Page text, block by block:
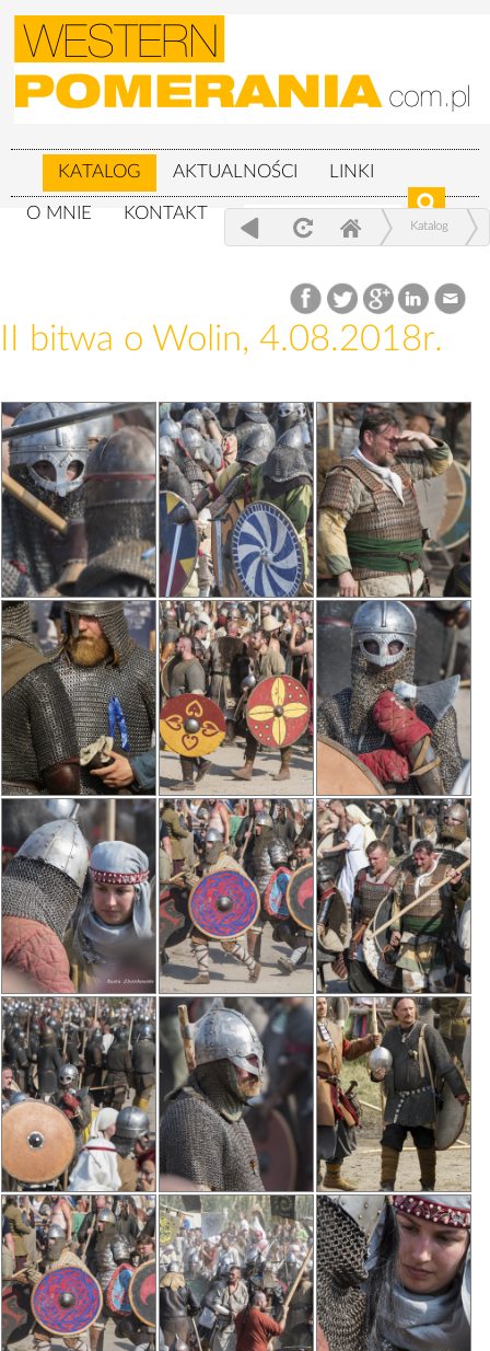
KATALOG AKTUALNOŚCI LINKI
O MNIE KONTAKT
Katalog
5.08.2018r.
II bitwa o Wolin, 4.08.2018r.
II bitwa o Wolin, 4.08.2018r.